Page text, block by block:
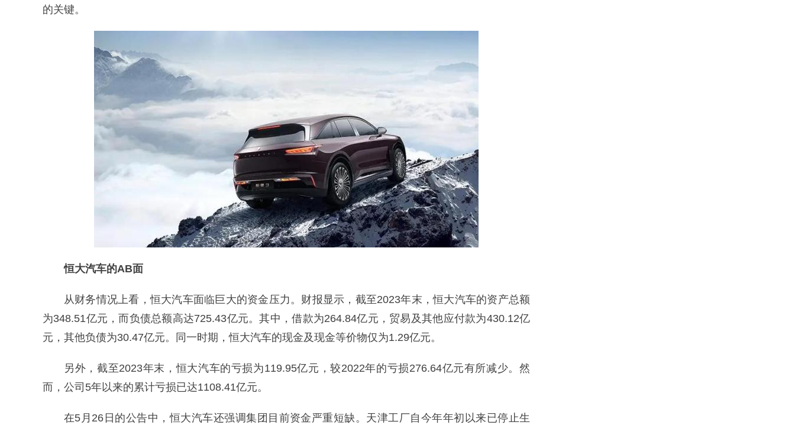
的关键。
恒大汽车的AB面
从财务情况上看，恒大汽车面临巨大的资金压力。财报显示，截至2023年末，恒大汽车的资产总额
为348.51亿元，而负债总额高达725.43亿元。其中，借款为264.84亿元，贸易及其他应付款为430.12亿
元，其他负债为30.47亿元。同一时期，恒大汽车的现金及现金等价物仅为1.29亿元。
另外，截至2023年末，恒大汽车的亏损为119.95亿元，较2022年的亏损276.64亿元有所减少。然
而，公司5年以来的累计亏损已达1108.41亿元。
在5月26日的公告中，恒大汽车还强调集团目前资金严重短缺。天津工厂自今年年初以来已停止生